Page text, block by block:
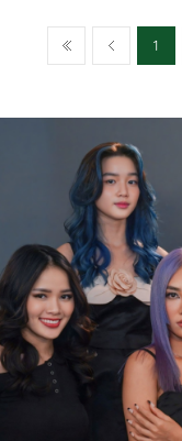
1